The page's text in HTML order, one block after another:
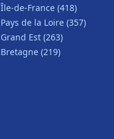
Île-de-France (418)
Pays de la Loire (357)
Grand Est (263)
Bretagne (219)